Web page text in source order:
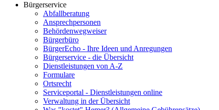
Bürgerservice
Abfallberatung
Ansprechpersonen
Behördenwegweiser
Bürgerbüro
BürgerEcho - Ihre Ideen und Anregungen
Bürgerservice - die Übersicht
Dienstleistungen von A-Z
Formulare
Ortsrecht
Serviceportal - Dienstleistungen online
Verwaltung in der Übersicht